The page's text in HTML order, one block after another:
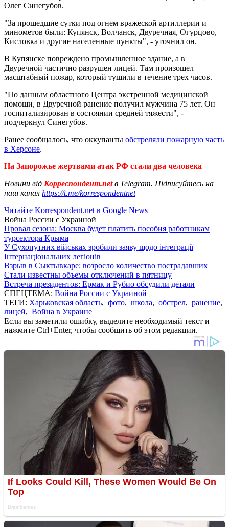
Олег Синегубов.
"За прошедшие сутки под огнем вражеской артиллерии и
минометов были: Купянск, Волчанск, Двуречная, Огурцово,
Кисловка и другие населенные пункты", - уточнил он.
В Купянске повреждено промышленное здание, а в
Двуречной частично разрушен лицей. Там произошел
масштабный пожар, который тушили в течение трех часов.
"По данным областного Центра экстренной медицинской
помощи, в Двуречной ранение получил мужчина 75 лет. Он
госпитализирован в состоянии средней тяжести", -
подчеркнул Синегубов.
Ранее сообщалось, что оккупанты обстреляли пожарную часть
в Херсоне.
На Запорожье жертвами атак РФ стали два человека
Новини від Корреспондент.netв Telegram. Підписуйтесь на
наш канал https://t.me/korrespondentnet
Читайте Korrespondent.net в Google News
Война России с Украиной
Провал сезона: Москва будет платить пособия работникам
турсектора Крыма
У Сухопутних військах зробили заяву щодо інтеграції
Інтернаціональних легіонів
Взрыв в Сыктывкаре: возросло количество пострадавших
Стали известны объемы отключений в пятницу
Встреча президентов: Ермак и Рубио обсудили детали
СПЕЦТЕМА: Война России с Украиной
ТЕГИ: Харьковская область, фото, школа, обстрел, ранение,
лицей, Война в Украине
Если вы заметили ошибку, выделите необходимый текст и
нажмите Ctrl+Enter, чтобы сообщить об этом редакции.